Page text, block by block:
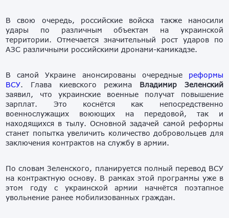
В свою очередь, российские войска также наносили
удары по различным объектам на украинской
территории. Отмечается значительный рост ударов по
АЗС различными российскими дронами-камикадзе.
В самой Украине анонсированы очередные реформы
ВСУ. Глава киевского режима Владимир Зеленский
заявил, что украинские военные получат повышение
зарплат. Это коснётся как непосредственно
военнослужащих воюющих на передовой, так и
находящихся в тылу. Основной задачей самой реформы
станет попытка увеличить количество добровольцев для
заключения контрактов на службу в армии.
По словам Зеленского, планируется полный перевод ВСУ
на контрактную основу. В рамках этой программы уже в
этом году с украинской армии начнётся поэтапное
увольнение ранее мобилизованных граждан.